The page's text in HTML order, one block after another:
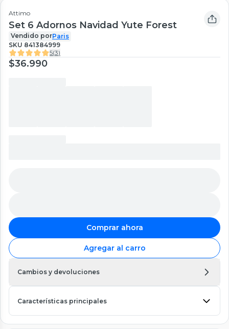
Attimo
Set 6 Adornos Navidad Yute Forest
Vendido porParis
SKU 841384999
5(3)
$36.990
Comprar ahora
Agregar al carro
Cambios y devoluciones
Características principales